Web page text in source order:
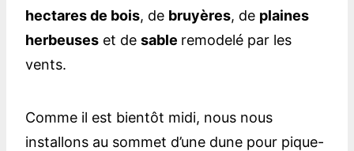
hectares de bois, de bruyères, de plaines
herbeuses et de sable remodelé par les
vents.
Comme il est bientôt midi, nous nous
installons au sommet d’une dune pour pique-